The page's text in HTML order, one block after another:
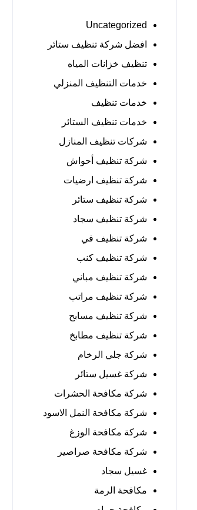
Uncategorized
افضل شركة تنظيف ستائر
تنظيف خزانات المياه
خدمات التنظيف المنزلي
خدمات تنظيف
خدمات تنظيف الستائر
شركات تنظيف المنازل
شركة تنظيف أحواش
شركة تنظيف ارضيات
شركة تنظيف ستائر
شركة تنظيف سجاد
شركة تنظيف في
شركة تنظيف كنب
شركة تنظيف مباني
شركة تنظيف مراتب
شركة تنظيف مسابح
شركة تنظيف مطابخ
شركة جلي الرخام
شركة غسيل ستائر
شركة مكافحة الحشرات
شركة مكافحة النمل الاسود
شركة مكافحة الوزغ
شركة مكافحة صراصير
غسيل سجاد
مكافحة الرمة